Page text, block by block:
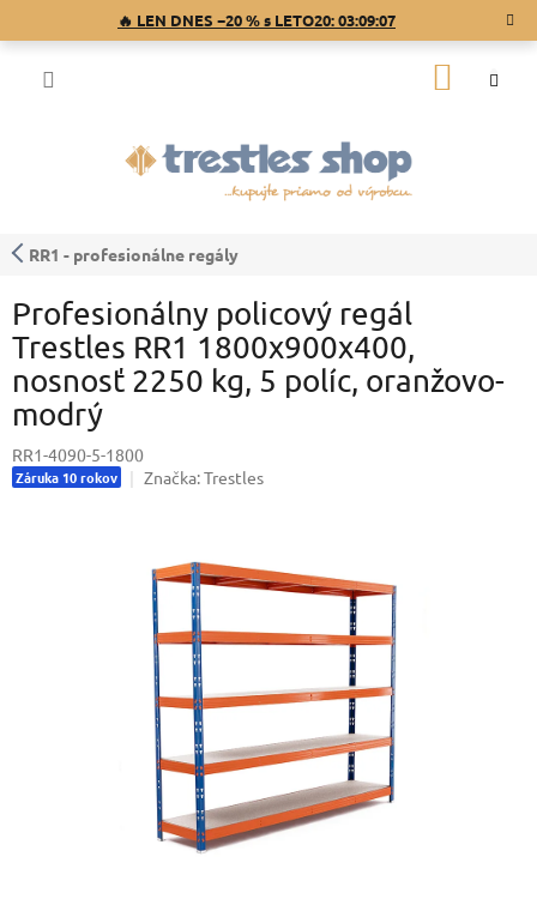
🔥 LEN DNES −20 % s LETO20:03:09:07
RR1 - profesionálne regály
Profesionálny policový regál
Trestles RR1 1800x900x400,
nosnosť 2250 kg, 5 políc, oranžovo-
modrý
RR1-4090-5-1800
Záruka 10 rokov Značka:Trestles